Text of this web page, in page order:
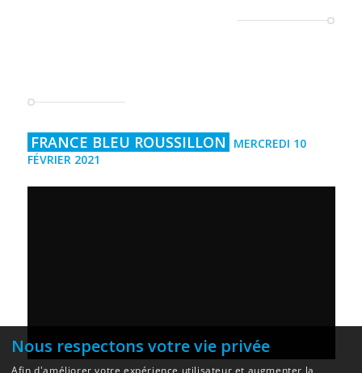
FRANCE BLEU ROUSSILLON
MERCREDI 10
FÉVRIER 2021
Nous respectons votre vie privée